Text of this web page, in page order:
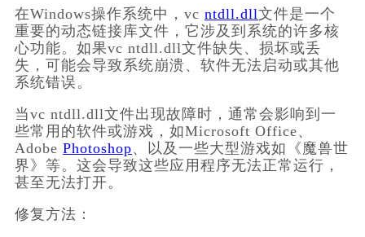
在Windows操作系统中，vc ntdll.dll文件是一个
重要的动态链接库文件，它涉及到系统的许多核
心功能。如果vc ntdll.dll文件缺失、损坏或丢
失，可能会导致系统崩溃、软件无法启动或其他
系统错误。
当vc ntdll.dll文件出现故障时，通常会影响到一
些常用的软件或游戏，如Microsoft Office、
Adobe Photoshop、以及一些大型游戏如《魔兽世
界》等。这会导致这些应用程序无法正常运行，
甚至无法打开。
修复方法：